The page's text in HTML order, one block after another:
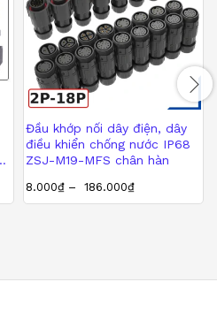
Đầu khớp nối dây điện, dây
điều khiển chống nước IP68
ZSJ-M19-MFS chân hàn
8.000₫ – 186.000₫